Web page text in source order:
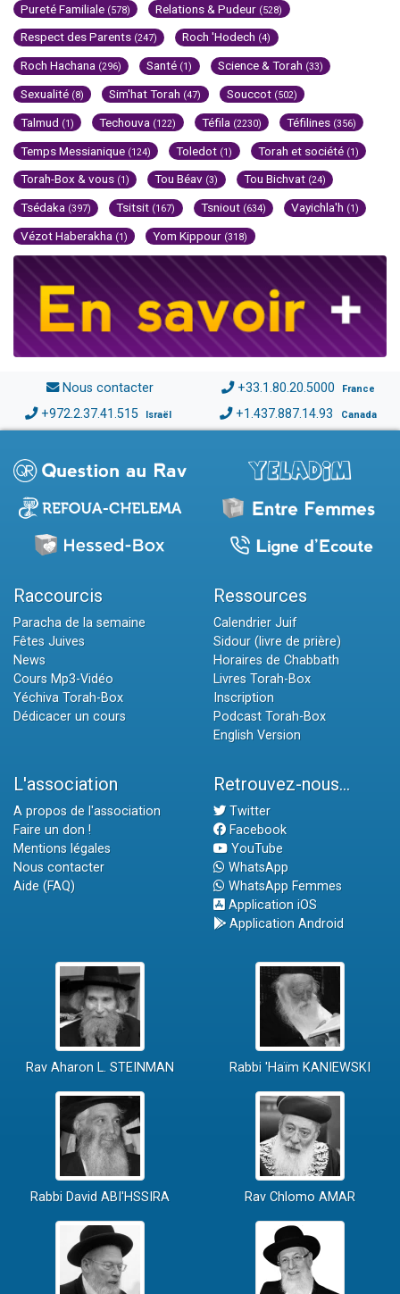
Pureté Familiale (578) Relations & Pudeur (528)
Respect des Parents (247) Roch 'Hodech (4)
Roch Hachana (296) Santé (1) Science & Torah (33)
Sexualité (8) Sim'hat Torah (47) Souccot (502)
Talmud (1) Techouva (122) Téfila (2230) Téfilines (356)
Temps Messianique (124) Toledot (1) Torah et société (1)
Torah-Box & vous (1) Tou Béav (3) Tou Bichvat (24)
Tsédaka (397) Tsitsit (167) Tsniout (634) Vayichla'h (1)
Vézot Haberakha (1) Yom Kippour (318)
Nous contacter +33.1.80.20.5000 France
+972.2.37.41.515 Israël +1.437.887.14.93 Canada
Raccourcis
Paracha de la semaine
Fêtes Juives
News
Cours Mp3-Vidéo
Yéchiva Torah-Box
Dédicacer un cours
Ressources
Calendrier Juif
Sidour (livre de prière)
Horaires de Chabbath
Livres Torah-Box
Inscription
Podcast Torah-Box
English Version
L'association
A propos de l'association
Faire un don !
Mentions légales
Nous contacter
Aide (FAQ)
Retrouvez-nous...
Twitter
Facebook
YouTube
WhatsApp
WhatsApp Femmes
Application iOS
Application Android
Rav Aharon L. STEINMAN Rabbi 'Haïm KANIEWSKI
Rabbi David ABI'HSSIRA Rav Chlomo AMAR